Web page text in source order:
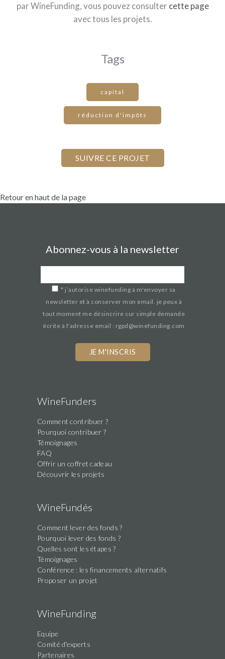
par WineFunding, vous pouvez consulter cette page
avec tous les projets.
Tags
capital
réduction d'impôts
Retour en haut de la page
Abonnez-vous à la newsletter
* j’autorise winefunding à m'envoyer sa
newsletter et à conserver mon email. je peux à
tout moment me désincrire sur simple demande
écrite à l'adresse email : rgpd@winefunding.com
WineFunders
Comment contribuer ?
Pourquoi contribuer ?
Témoignages
FAQ
Offrir un coffret cadeau
Découvrir les projets
WineFundés
Comment lever des fonds ?
Pourquoi lever des fonds ?
Quelles sont les étapes ?
Témoignages
Conférence : les financements alternatifs
Proposer un projet
WineFunding
Equipe
Comité d'experts
Partenaires